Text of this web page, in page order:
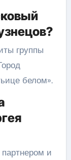
группы
белом».
и